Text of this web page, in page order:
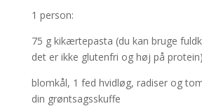
1 person:
75 g kikærtepasta (du kan bruge
det er ikke glutenfri og høj på protein)
blomkål, 1 fed hvidløg, radiser og
din grøntsagsskuffe